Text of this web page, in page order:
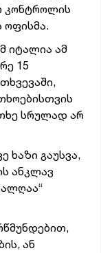
კონტროლის
ოფისმა.
იტალია ამ
15
სრულად არ
ხაზი გაუსვა,
ანკლავ
ან